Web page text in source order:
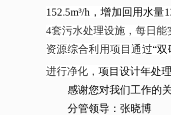
152.5m³/h，增加回用水
4套污水处理设施，每日能
资源综合利用项目通过“
进行净化， 项目设计年处
感谢您对我们工作的
分管领导： 张晓博